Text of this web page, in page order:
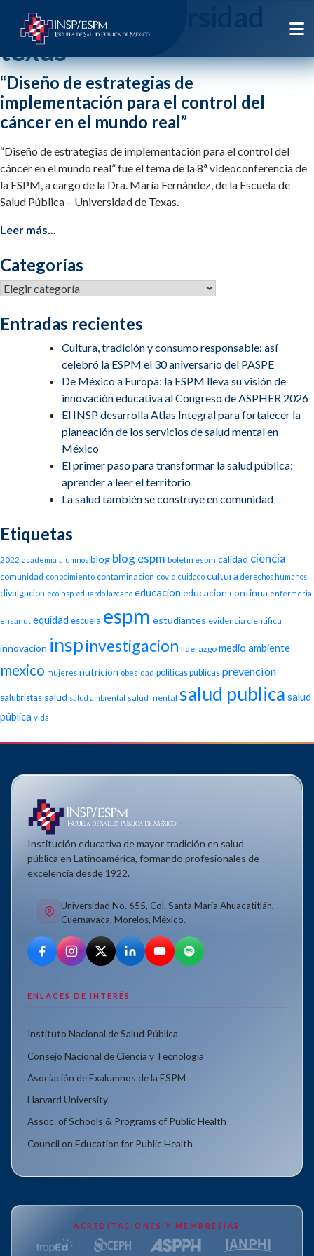
Etiqueta:
texas
“Diseño de estrategias de
implementación para el control del
cáncer en el mundo real”
“Diseño de estrategias de implementación para el control del
cáncer en el mundo real” fue el tema de la 8ª videoconferencia de
la ESPM, a cargo de la Dra. María Fernández, de la Escuela de
Salud Pública – Universidad de Texas.
Leer más...
Categorías
Categorías
Entradas recientes
Cultura, tradición y consumo responsable: así
celebró la ESPM el 30 aniversario del PASPE
De México a Europa: la ESPM lleva su visión de
innovación educativa al Congreso de ASPHER 2026
El INSP desarrolla Atlas Integral para fortalecer la
planeación de los servicios de salud mental en
México
El primer paso para transformar la salud pública:
aprender a leer el territorio
La salud también se construye en comunidad
Etiquetas
2022 academia alumnos blog blog espm boletin espm calidad ciencia
comunidad conocimiento contaminacion covid cuidado cultura derechos humanos
divulgacion ecoinsp eduardo lazcano educacion educacion continua enfermeria
ensanut equidad escuela espm estudiantes evidencia cientifica
innovacion inspinvestigacion liderazgo medio ambiente
mexico mujeres nutricion obesidad politicas publicas prevencion
salubristas salud salud ambiental salud mental salud publica salud
pública vida
Institución educativa de mayor tradición en salud
pública en Latinoamérica, formando profesionales de
excelencia desde 1922.
Universidad No. 655, Col. Santa María Ahuacatitlán,
Cuernavaca, Morelos, México.
ENLACES DE INTERÉS
Instituto Nacional de Salud Pública
Consejo Nacional de Ciencia y Tecnología
Asociación de Exalumnos de la ESPM
Harvard University
Assoc. of Schools & Programs of Public Health
Council on Education for Public Health
ACREDITACIONES Y MEMBRESÍAS